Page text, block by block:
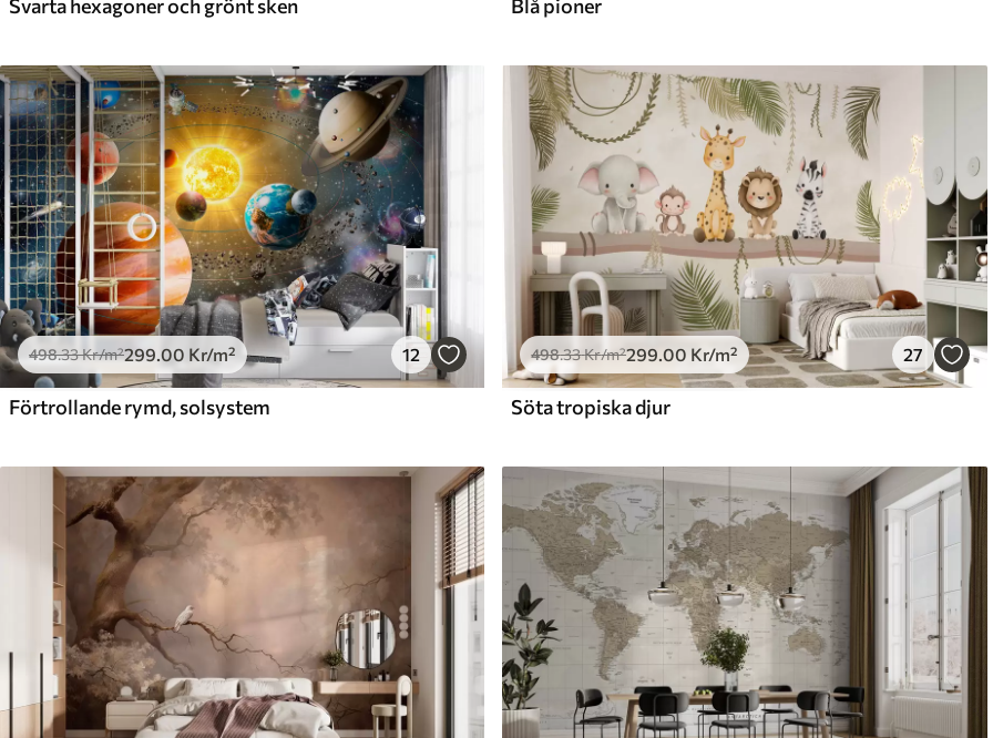
Svarta hexagoner och grönt sken Blå pioner
498.33Kr/m²299.00 Kr/m² 12
Förtrollande rymd, solsystem
498.33Kr/m²299.00 Kr/m² 27
Söta tropiska djur